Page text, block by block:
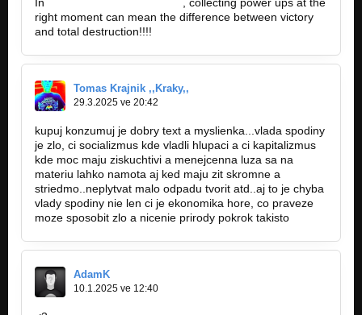
05. Just Numbers - In Hell - 2008
Nezařazeno
06. Red Rivers - In Hell - 2008
Nezařazeno
07. Welcome Here - In Hell - 2008
Nezařazeno
08. Red Rivers (bonus)
Nezařazeno
01. Intro - Life and Stuff - 2011
Nezařazeno
02. Don´t Forget - Life and Stuff - 2011
Nezařazeno
03. Good Bye Forever - Life and Stuff - 2011
Nezařazeno
right moment can mean the difference between victory
and total destruction!!!!
Tomas Krajnik ,,Kraky,,
29.3.2025 ve 20:42
kupuj konzumuj je dobry text a myslienka...vlada spodiny
je zlo, ci socializmus kde vladli hlupaci a ci kapitalizmus
kde moc maju ziskuchtivi a menejcenna luza sa na
materiu lahko namota aj ked maju zit skromne a
striedmo..neplytvat malo odpadu tvorit atd..aj to je chyba
vlady spodiny nie len ci je ekonomika hore, co praveze
moze sposobit zlo a nicenie prirody pokrok takisto
AdamK
10.1.2025 ve 12:40